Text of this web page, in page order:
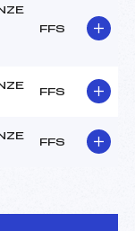
FFS
FFS
FFS